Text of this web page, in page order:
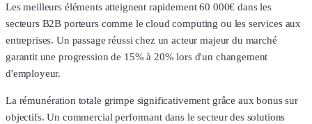
Les meilleurs éléments atteignent rapidement 60 000€ dans les
secteurs B2B porteurs comme le cloud computing ou les services aux
entreprises. Un passage réussi chez un acteur majeur du marché
garantit une progression de 15% à 20% lors d'un changement
d'employeur.
La rémunération totale grimpe significativement grâce aux bonus sur
objectifs. Un commercial performant dans le secteur des solutions